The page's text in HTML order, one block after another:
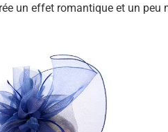
un effet romantique et un